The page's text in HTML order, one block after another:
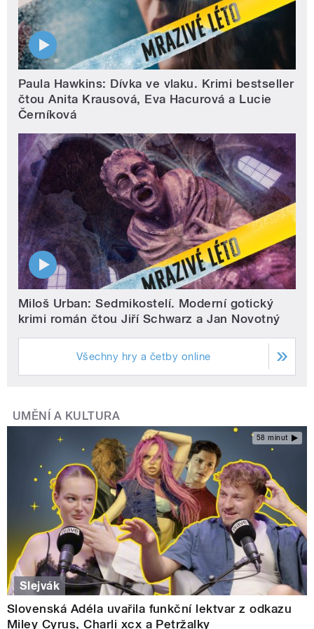
Paula Hawkins: Dívka ve vlaku. Krimi bestseller
čtou Anita Krausová, Eva Hacurová a Lucie
Černíková
Miloš Urban: Sedmikostelí. Moderní gotický
krimi román čtou Jiří Schwarz a Jan Novotný
Všechny hry a četby online
UMĚNÍ A KULTURA
58 minut
Slejvák
Slovenská Adéla uvařila funkční lektvar z odkazu
Miley Cyrus, Charli xcx a Petržalky